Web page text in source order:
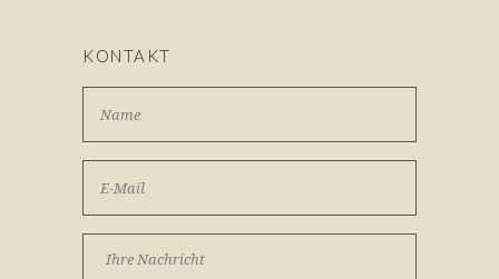
KONTAKT